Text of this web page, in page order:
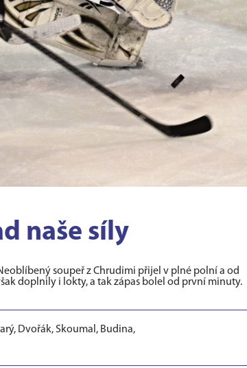
naše síly
soupeř z Chrudimi přijel v plné polní a od
doplnily i lokty, a tak zápas bolel od první minuty.
Dvořák, Skoumal, Budina,